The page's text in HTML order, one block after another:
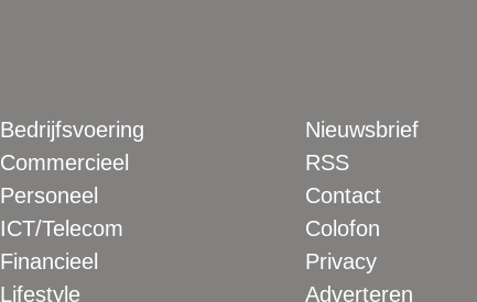
Bedrijfsvoering
Commercieel
Personeel
ICT/Telecom
Financieel
Lifestyle
Nieuwsbrief
RSS
Contact
Colofon
Privacy
Adverteren